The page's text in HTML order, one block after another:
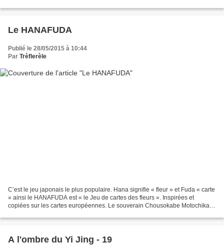
Le HANAFUDA
Publié le 28/05/2015 à 10:44
Par Trèflerèle
C’est le jeu japonais le plus populaire. Hana signifie « fleur » et Fuda « carte
» ainsi le HANAFUDA est « le Jeu de cartes des fleurs ». Inspirées et
copiées sur les cartes européennes. Le souverain Chousokabe Motochika
A l'ombre du Yi Jing - 19